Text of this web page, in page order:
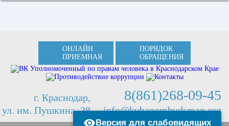
ОНЛАЙН
ПРИЕМНАЯ
ПОРЯДОК
ОБРАЩЕНИЯ
г. Краснодар,
ул. им. Пушкина, 28
8(861)268-09-45
info@kubanombudsman.org
Версия для слабовидящих